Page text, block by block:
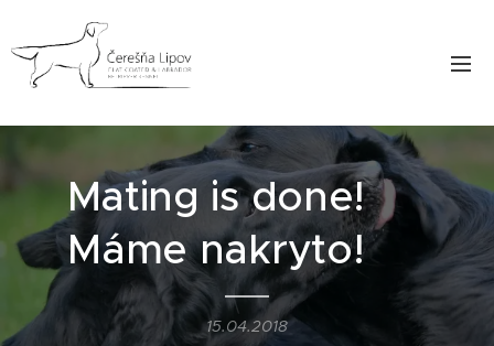
Mating is done! ♥️
Máme nakryto! ♥️
15.04.2018